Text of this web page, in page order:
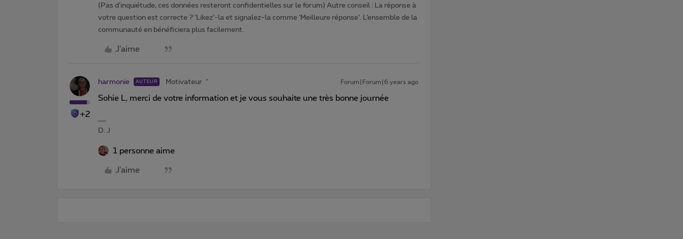
(Pas d'inquiétude, ces données resteront confidentielles sur le forum) Autre conseil : La réponse à
votre question est correcte ? ‘Likez’-la et signalez-la comme ‘Meilleure réponse’. L’ensemble de la
communauté en bénéficiera plus facilement.
J'aime
+2
harmonie AUTEUR Motivateur Forum|Forum|6 years ago
Sohie L, merci de votre information et je vous souhaite une très bonne journée
D. J
1 personne aime
J'aime